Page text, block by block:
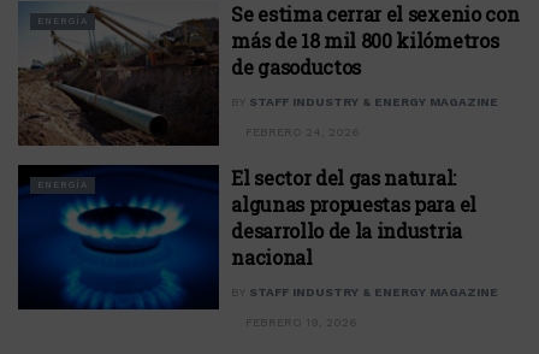
ENERGÍA
Se estima cerrar el sexenio con
más de 18 mil 800 kilómetros
de gasoductos
BY STAFF INDUSTRY & ENERGY MAGAZINE
FEBRERO 24, 2026
ENERGÍA
El sector del gas natural:
algunas propuestas para el
desarrollo de la industria
nacional
BY STAFF INDUSTRY & ENERGY MAGAZINE
FEBRERO 19, 2026